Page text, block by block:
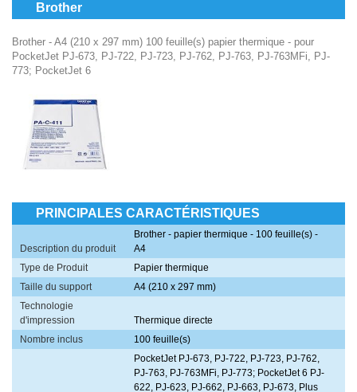
Brother
Brother - A4 (210 x 297 mm) 100 feuille(s) papier thermique - pour
PocketJet PJ-673, PJ-722, PJ-723, PJ-762, PJ-763, PJ-763MFi, PJ-
773; PocketJet 6
PRINCIPALES CARACTÉRISTIQUES
Description du produit
Brother - papier thermique - 100 feuille(s) -
A4
Type de Produit
Papier thermique
Taille du support
A4 (210 x 297 mm)
Technologie
d'impression
Thermique directe
Nombre inclus
100 feuille(s)
PocketJet PJ-673, PJ-722, PJ-723, PJ-762,
PJ-763, PJ-763MFi, PJ-773; PocketJet 6 PJ-
622, PJ-623, PJ-662, PJ-663, PJ-673, Plus